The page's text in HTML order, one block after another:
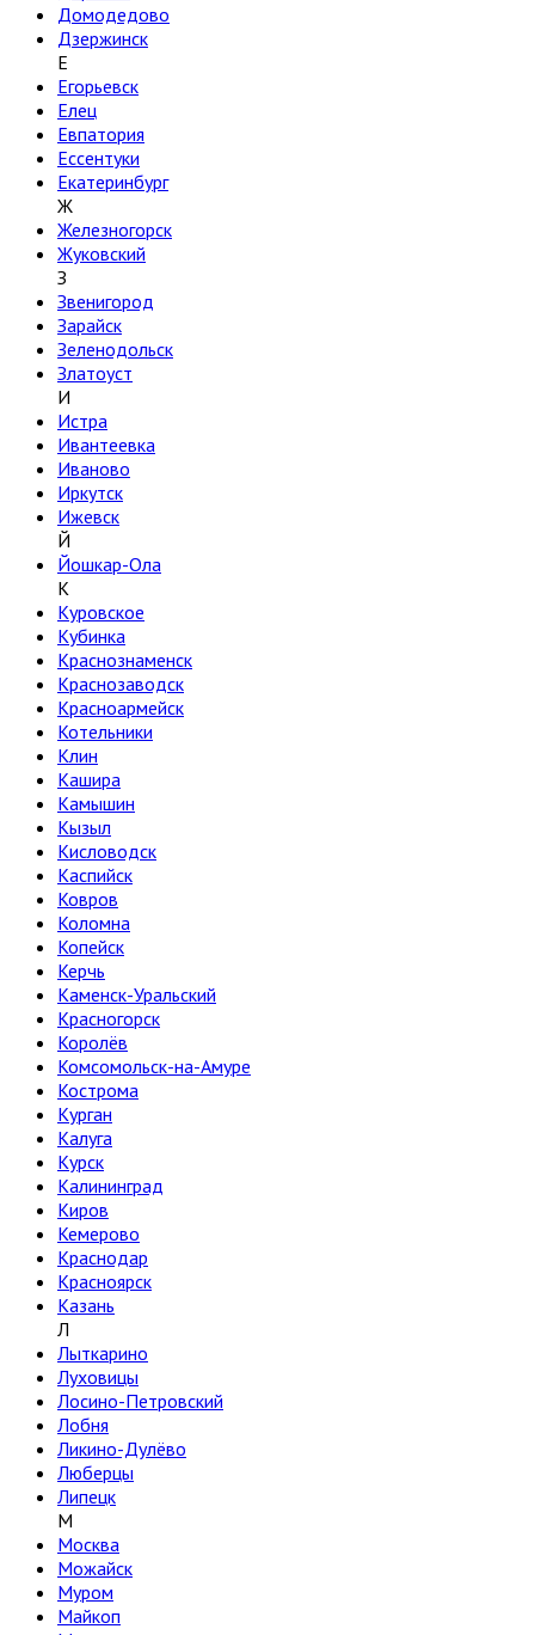
Домодедово
Дзержинск
Е
Егорьевск
Елец
Евпатория
Ессентуки
Екатеринбург
Ж
Железногорск
Жуковский
З
Звенигород
Зарайск
Зеленодольск
Златоуст
И
Истра
Ивантеевка
Иваново
Иркутск
Ижевск
Й
Йошкар-Ола
К
Куровское
Кубинка
Краснознаменск
Краснозаводск
Красноармейск
Котельники
Клин
Кашира
Камышин
Кызыл
Кисловодск
Каспийск
Ковров
Коломна
Копейск
Керчь
Каменск-Уральский
Красногорск
Королёв
Комсомольск-на-Амуре
Кострома
Курган
Калуга
Курск
Калининград
Киров
Кемерово
Краснодар
Красноярск
Казань
Л
Лыткарино
Луховицы
Лосино-Петровский
Лобня
Ликино-Дулёво
Люберцы
Липецк
М
Москва
Можайск
Муром
Майкоп